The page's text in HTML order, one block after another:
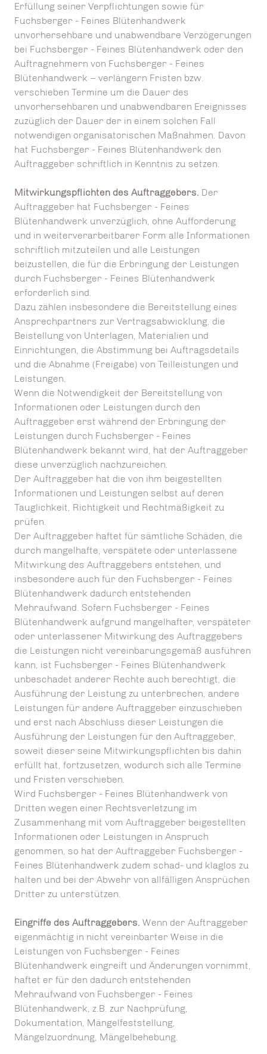
Erfüllung seiner Verpflichtungen sowie für
Fuchsberger - Feines Blütenhandwerk
unvorhersehbare und unabwendbare Verzögerungen
bei Fuchsberger - Feines Blütenhandwerk oder den
Auftragnehmern von Fuchsberger - Feines
Blütenhandwerk – verlängern Fristen bzw.
verschieben Termine um die Dauer des
unvorhersehbaren und unabwendbaren Ereignisses
zuzüglich der Dauer der in einem solchen Fall
notwendigen organisatorischen Maßnahmen. Davon
hat Fuchsberger - Feines Blütenhandwerk den
Auftraggeber schriftlich in Kenntnis zu setzen.
Mitwirkungspflichten des Auftraggebers. Der
Auftraggeber hat Fuchsberger - Feines
Blütenhandwerk unverzüglich, ohne Aufforderung
und in weiterverarbeitbarer Form alle Informationen
schriftlich mitzuteilen und alle Leistungen
beizustellen, die für die Erbringung der Leistungen
durch Fuchsberger - Feines Blütenhandwerk
erforderlich sind.
Dazu zählen insbesondere die Bereitstellung eines
Ansprechpartners zur Vertragsabwicklung, die
Beistellung von Unterlagen, Materialien und
Einrichtungen, die Abstimmung bei Auftragsdetails
und die Abnahme (Freigabe) von Teilleistungen und
Leistungen.
Wenn die Notwendigkeit der Bereitstellung von
Informationen oder Leistungen durch den
Auftraggeber erst während der Erbringung der
Leistungen durch Fuchsberger - Feines
Blütenhandwerk bekannt wird, hat der Auftraggeber
diese unverzüglich nachzureichen.
Der Auftraggeber hat die von ihm beigestellten
Informationen und Leistungen selbst auf deren
Tauglichkeit, Richtigkeit und Rechtmäßigkeit zu
prüfen.
Der Auftraggeber haftet für sämtliche Schäden, die
durch mangelhafte, verspätete oder unterlassene
Mitwirkung des Auftraggebers entstehen, und
insbesondere auch für den Fuchsberger - Feines
Blütenhandwerk dadurch entstehenden
Mehraufwand. Sofern Fuchsberger - Feines
Blütenhandwerk aufgrund mangelhafter, verspäteter
oder unterlassener Mitwirkung des Auftraggebers
die Leistungen nicht vereinbarungsgemäß ausführen
kann, ist Fuchsberger - Feines Blütenhandwerk
unbeschadet anderer Rechte auch berechtigt, die
Ausführung der Leistung zu unterbrechen, andere
Leistungen für andere Auftraggeber einzuschieben
und erst nach Abschluss dieser Leistungen die
Ausführung der Leistungen für den Auftraggeber,
soweit dieser seine Mitwirkungspflichten bis dahin
erfüllt hat, fortzusetzen, wodurch sich alle Termine
und Fristen verschieben.
Wird Fuchsberger - Feines Blütenhandwerk von
Dritten wegen einer Rechtsverletzung im
Zusammenhang mit vom Auftraggeber beigestellten
Informationen oder Leistungen in Anspruch
genommen, so hat der Auftraggeber Fuchsberger -
Feines Blütenhandwerk zudem schad- und klaglos zu
halten und bei der Abwehr von allfälligen Ansprüchen
Dritter zu unterstützen.
Eingriffe des Auftraggebers. Wenn der Auftraggeber
eigenmächtig in nicht vereinbarter Weise in die
Leistungen von Fuchsberger - Feines
Blütenhandwerk eingreift und Änderungen vornimmt,
haftet er für den dadurch entstehenden
Mehraufwand von Fuchsberger - Feines
Blütenhandwerk, z.B. zur Nachprüfung,
Dokumentation, Mängelfeststellung,
Mängelzuordnung, Mängelbehebung.